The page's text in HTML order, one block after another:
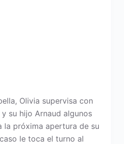
Olivia supervisa con
su hijo Arnaud algunos
la próxima apertura de su
le toca el turno al